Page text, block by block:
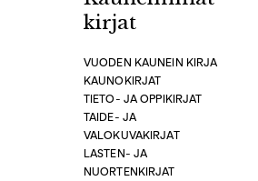
kirjat
VUODEN KAUNEIN KIRJA
KAUNOKIRJAT
TIETO- JA OPPIKIRJAT
TAIDE- JA
VALOKUVAKIRJAT
LASTEN- JA
NUORTENKIRJAT